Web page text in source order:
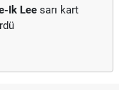
Ik Lee sarı kart